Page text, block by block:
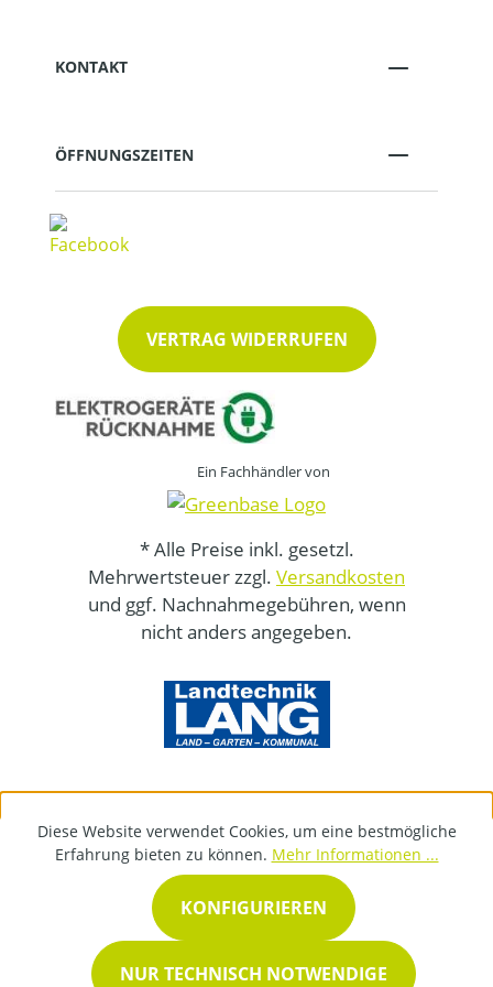
KONTAKT
ÖFFNUNGSZEITEN
VERTRAG WIDERRUFEN
Ein Fachhändler von
* Alle Preise inkl. gesetzl.
Mehrwertsteuer zzgl. Versandkosten
und ggf. Nachnahmegebühren, wenn
nicht anders angegeben.
Diese Website verwendet Cookies, um eine bestmögliche
Erfahrung bieten zu können. Mehr Informationen ...
NUR TECHNISCH NOTWENDIGE
KONFIGURIEREN